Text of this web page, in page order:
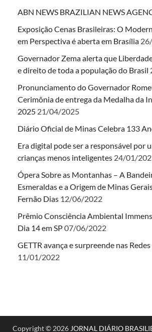
ABN NEWS BRAZILIAN NEWS
Exposição Cenas Brasileiras: O
em Perspectiva é aberta em Brasília
Governador Zema alerta que
e direito de toda a população do Brasil
Pronunciamento do Governador
Cerimônia de entrega da Medalha da
2025 21/04/2025
Diário Oficial de Minas Celebra 133
Era digital pode ser a responsável por
crianças menos inteligentes 24/01/
Ópera Sobre as Montanhas – A
Esmeraldas e a Origem de Minas
Fernão Dias 12/06/2022
Prêmio Consciência Ambiental
Dia 14 em SP07/06/2022
GETTR avança e surpreende nas
11/01/2022
Copyright © 2026 JORNAL DIÁRIO